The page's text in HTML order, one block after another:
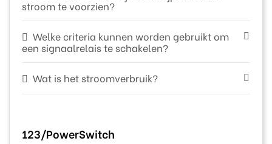
stroom te voorzien?
Welke criteria kunnen worden gebruikt om
een signaalrelais te schakelen?
Wat is het stroomverbruik?
123/PowerSwitch